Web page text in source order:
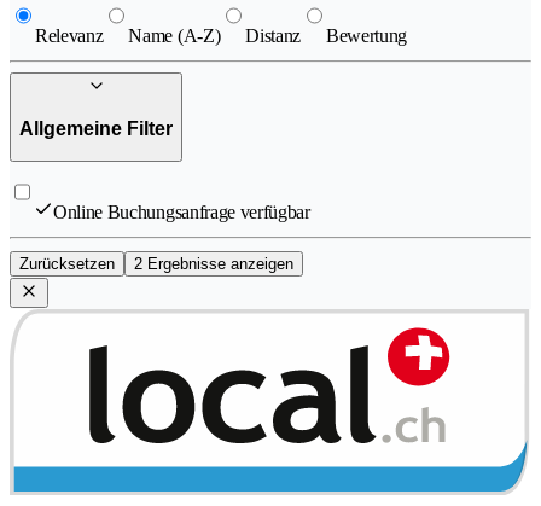
Relevanz Name (A-Z) Distanz Bewertung
Allgemeine Filter
Online Buchungsanfrage verfügbar
Zurücksetzen 2 Ergebnisse anzeigen